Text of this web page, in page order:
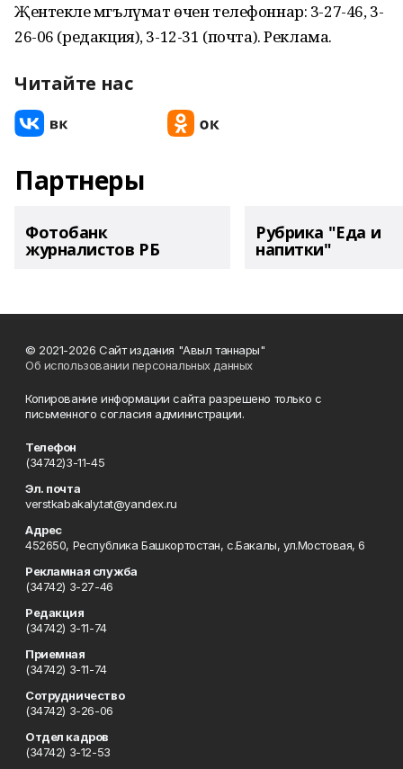
Җентекле мәгълүмат өчен телефоннар: 3-27-46, 3-
26-06 (редакция), 3-12-31 (почта). Реклама.
Читайте нас
Партнеры
Фотобанк
журналистов РБ
Рубрика "Еда и
напитки"
© 2021-2026 Сайт издания "Авыл таннары"
Об использовании персональных данных
Копирование информации сайта разрешено только с
письменного согласия администрации.
Телефон
(34742)3-11-45
Эл. почта
verstkabakaly.tat@yandex.ru
Адрес
452650, Республика Башкортостан, с.Бакалы, ул.Мостовая, 6
Рекламная служба
(34742) 3-27-46
Редакция
(34742) 3-11-74
Приемная
(34742) 3-11-74
Сотрудничество
(34742) 3-26-06
Отдел кадров
(34742) 3-12-53